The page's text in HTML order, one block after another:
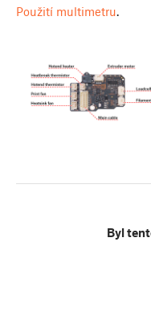
Použití multimetru.
Byl